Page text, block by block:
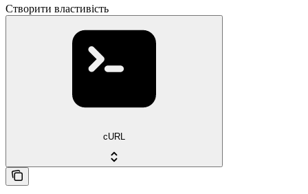
Створити властивість
cURL